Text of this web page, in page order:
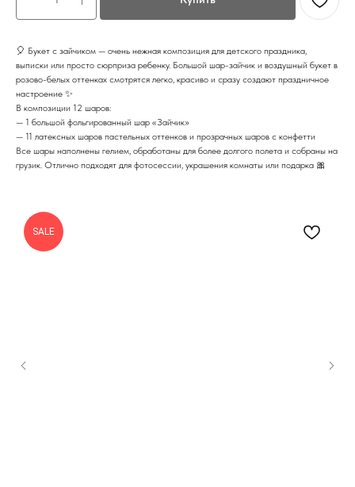
🎈 Букет с зайчиком — очень нежная композиция для детского праздника,
выписки или просто сюрприза ребенку. Большой шар-зайчик и воздушный букет в
розово-белых оттенках смотрятся легко, красиво и сразу создают праздничное
настроение ✨
В композиции 12 шаров:
— 1 большой фольгированный шар «Зайчик»
— 11 латексных шаров пастельных оттенков и прозрачных шаров с конфетти
Все шары наполнены гелием, обработаны для более долгого полета и собраны на
грузик. Отлично подходят для фотосессии, украшения комнаты или подарка 🎀
SALE